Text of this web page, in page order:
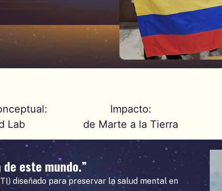
Lab
Impacto:
de Marte a la Tierra
este mundo.”
diseñado para preservar la salud mental en